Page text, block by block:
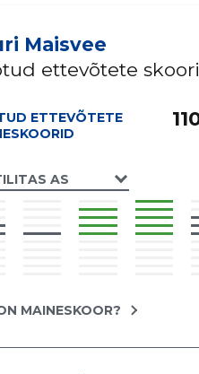
Maisvee
ettevõtete
ETTEVÕTETE
AS
MAINESKOOR?